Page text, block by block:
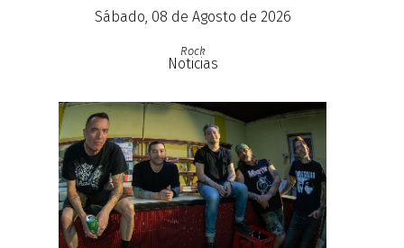
Sábado, 08 de Agosto de 2026
Rock
Noticias